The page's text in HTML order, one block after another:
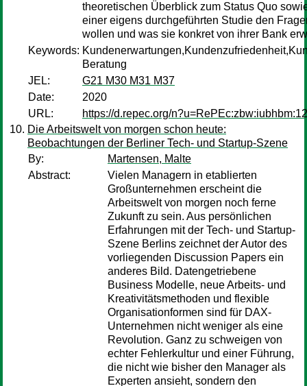
theoretischen Überblick zum Status Quo
einer eigens durchgeführten Studie den
wollen und was sie konkret von ihrer Bank
Keywords:
Beratung
JEL:
G21 M30 M31 M37
Date:
2020
URL:
https://d.repec.org/
Die Arbeitswelt von morgen schon heute:
Beobachtungen der Berliner Tech- und Startup-Szene
By:
Martensen, Malte
Abstract:
Vielen Managern in etablierten
Großunternehmen erscheint die
Arbeitswelt von morgen noch ferne
Zukunft zu sein. Aus persönlichen
Erfahrungen mit der Tech- und Startup-
Szene Berlins zeichnet der Autor des
vorliegenden Discussion Papers ein
anderes Bild. Datengetriebene
Business Modelle, neue Arbeits- und
Kreativitätsmethoden und flexible
Organisationformen sind für DAX-
Unternehmen nicht weniger als eine
Revolution. Ganz zu schweigen von
echter Fehlerkultur und einer Führung,
die nicht wie bisher den Manager als
Experten ansieht, sondern den